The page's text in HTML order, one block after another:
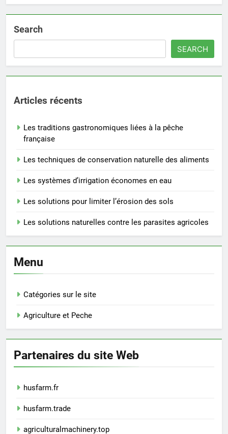
Search
SEARCH
Articles récents
Les traditions gastronomiques liées à la pêche
française
Les techniques de conservation naturelle des aliments
Les systèmes d’irrigation économes en eau
Les solutions pour limiter l’érosion des sols
Les solutions naturelles contre les parasites agricoles
Menu
Catégories sur le site
Agriculture et Peche
Partenaires du site Web
husfarm.fr
husfarm.trade
agriculturalmachinery.top